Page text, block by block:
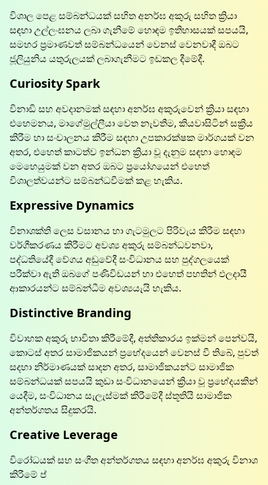
විශාල පෙළ සම්බන්ධයක් සහිත අනර්ඝ අකුරු සහිත ක්‍රියා
සඳහා උල්ලංඝනය ලබා ගැනීමේ හොඳම ඉතිහාසයක් සපයයි,
සමහර ප්‍රමාණවත් සම්බන්ධයෙන් වෙනස් වෙනවාදී ඔබට
ජූලියුනිය යතුරුලයක් ලබාගැනීමට ඉඩකල දීමේදී.
Curiosity Spark
විනාඩි සහ අවදානමක් සඳහා අනර්ඝ අකුරුවෙන් ක්‍රියා සඳහා
එහෙමනය, මාගේමුල්ලීයා වෙත නැවතීම, කියවාසිටින් සක්‍රිය
කිරීම හා සංචාලනය කිරීම සඳහා උපකාරක්ෂක මාර්ගයක් වන
අතර, එහෙත් කාටත්ව ඉන්ධන ක්‍රියා වූ දැනුම සඳහා හොඳම
මෙහෙයුමක් වන අතර ඔබට ප්‍රයෝගයෙන් එහෙත්
විශාලත්වයන්ට සම්බන්ධවීමක් කළ හැකිය.
Expressive Dynamics
විනාශක්ති ලෙස වසානය හා ගැටමුලට පිරිවැය කිරීම සඳහා
වර්ගීකරණය කිරීමට අවශ්‍ය අකුරු සම්බන්ධවනවා,
පද්ධතියේදී වේගය අඩුවේදී සංවිධානය සහ පුද්ගලයෙක්
පරීක්වා ඇති ඔබගේ පණිවිඩයන් හා එහෙත් පහතින් ඵලදායී
ආකාරයන්ට සම්බන්ධීම අවශ්‍යයැයි හැකිය.
Distinctive Branding
විවාහක අකුරු භාවිතා කිරීමේදී, අත්තිකාරය ඉක්මන් පෙන්වයි,
කොටස් අතර සාමාජිකයන් ප්‍රභේදයෙන් වෙනස් වී තිබේ, පුවත්
සදහා නිර්මාණයක් සාදන අතර, සාමාජිකයන්ට සාමාජික
සම්බන්ධයක් සපයයි කුඩා සංවිධානයෙන් ක්‍රියා වූ ප්‍රභේදයකින්
යෙදීම, සංවිධානය සැලැස්මක් කිරීමේදී ස්තූතියි සාමාජික
අන්තර්ගතය සිදුකරයි.
Creative Leverage
විරෝධයක් සහ සංගීත අන්තර්ගතය සඳහා අනර්ඝ අකුරු විනාශ
කිරීමේ ප්‍